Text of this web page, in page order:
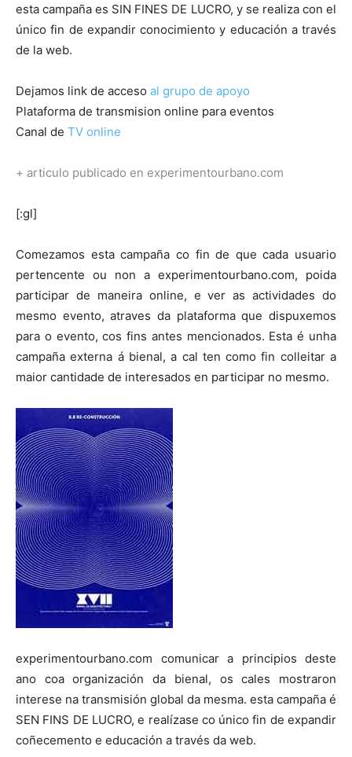
esta campaña es SIN FINES DE LUCRO, y se realiza con el
único fin de expandir conocimiento y educación a través
de la web.
Dejamos link de acceso al grupo de apoyo
Plataforma de transmision online para eventos
Canal de TV online
+ articulo publicado en experimentourbano.com
[:gl]
Comezamos esta campaña co fin de que cada usuario
pertencente ou non a experimentourbano.com, poida
participar de maneira online, e ver as actividades do
mesmo evento, atraves da plataforma que dispuxemos
para o evento, cos fins antes mencionados. Esta é unha
campaña externa á bienal, a cal ten como fin colleitar a
maior cantidade de interesados en participar no mesmo.
experimentourbano.com comunicar a principios deste
ano coa organización da bienal, os cales mostraron
interese na transmisión global da mesma. esta campaña é
SEN FINS DE LUCRO, e realízase co único fin de expandir
coñecemento e educación a través da web.